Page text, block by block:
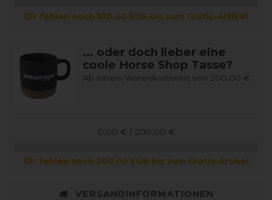
Dir fehlen noch 100,00 EUR bis zum Gratis-Artikel
... oder doch lieber eine
coole Horse Shop Tasse?
Ab einem Warenkorbwert von 200,00 €
0,00 € / 200,00 €
Dir fehlen noch 200,00 EUR bis zum Gratis-Artikel
VERSANDINFORMATIONEN